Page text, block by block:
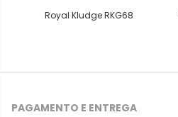
Royal Kludge RKG68
PAGAMENTO E ENTREGA